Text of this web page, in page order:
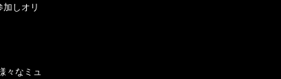
しオリ
々なミュ